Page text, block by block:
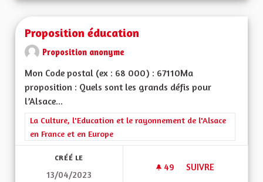
Proposition éducation
Proposition anonyme
Mon Code postal (ex : 68 000) : 67110Ma
proposition : Quels sont les grands défis pour
l’Alsace...
Filtrer les résultats de la catégorie : La Culture, l'Education et
La Culture, l'Education et le rayonnement de l'Alsace
en France et en Europe
CRÉÉ LE
13/04/2023
49 49 ABONNÉS
SUIVRE